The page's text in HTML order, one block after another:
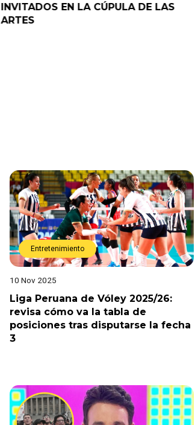
INVITADOS EN LA CÚPULA DE LAS
ARTES
Entretenimiento
10 Nov 2025
Liga Peruana de Vóley 2025/26:
revisa cómo va la tabla de
posiciones tras disputarse la fecha
3